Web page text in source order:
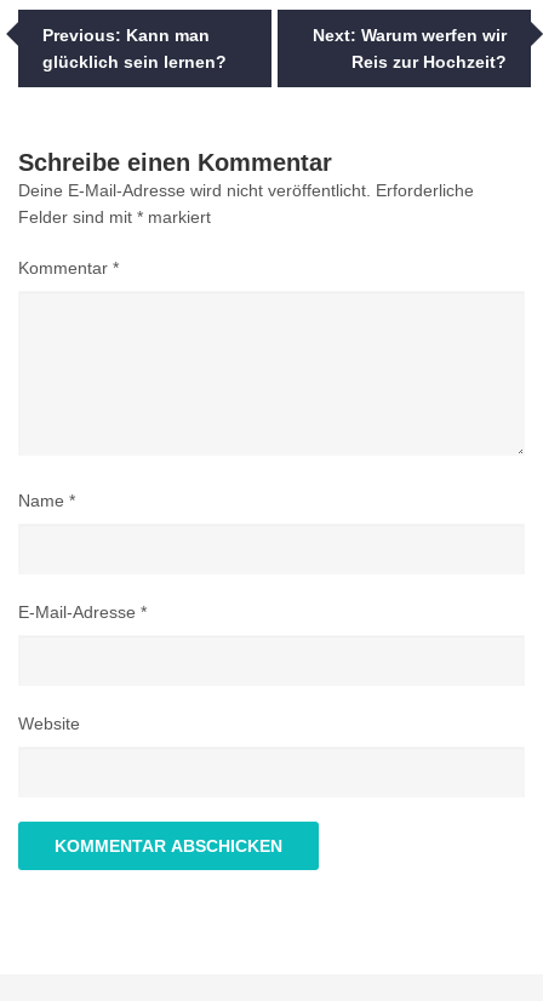
Beitragsnavigation
Previous: Kann man
glücklich sein lernen?
Next: Warum werfen wir
Reis zur Hochzeit?
Schreibe einen Kommentar
Deine E-Mail-Adresse wird nicht veröffentlicht. Erforderliche
Felder sind mit * markiert
Kommentar *
Name *
E-Mail-Adresse *
Website